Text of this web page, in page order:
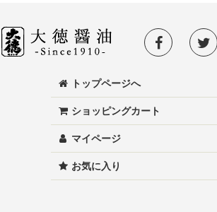
トップページへ
ショッピングカート
マイページ
お気に入り